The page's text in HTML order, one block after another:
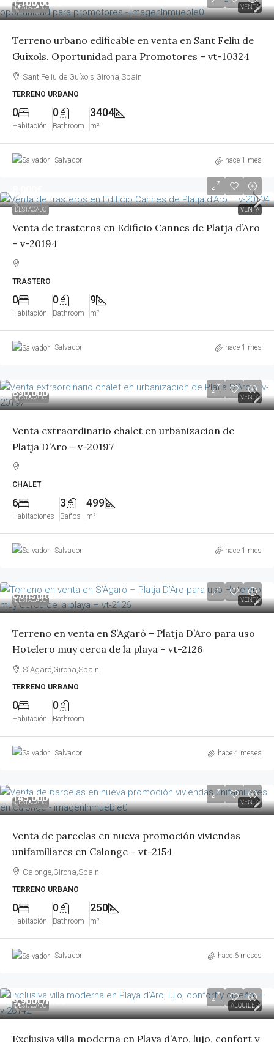
DESTACADO VENTA
1,100,000€
Terreno urbano edificable en venta en Sant Feliu de
Guíxols. Oportunidad para Promotores – vt-10324
Sant Feliu de Guíxols,Girona,Spain
TERRENO URBANO
0
Habitación
0
Bathroom
3404
m²
Salvador hace 1 mes
DESTACADO VENTA
Venta de trasteros en Edificio Cannes de Platja d’Aro
– v-20194
TRASTERO
0
Habitación
0
Bathroom
9
m²
Salvador hace 1 mes
DESTACADO VENTA
890,000€
Venta extraordinario chalet en urbanizacion de
Platja D’Aro – v-20197
CHALET
6
Habitaciones
3
Baños
499
m²
Salvador hace 1 mes
DESTACADO VENTA
Consultar
Terreno en venta en S’Agarò – Platja D’Aro para uso
Hotelero muy cerca de la playa – vt-2126
S´Agaró,Girona,Spain
TERRENO URBANO
0
Habitación
0
Bathroom
Salvador hace 4 meses
DESTACADO VENTA
145,000€
Venta de parcelas en nueva promoción viviendas
unifamiliares en Calonge – vt-2154
Calonge,Girona,Spain
TERRENO URBANO
0
Habitación
0
Bathroom
250
m²
Salvador hace 6 meses
DESTACADO ALQUILER
9,900€/mes
Exclusiva villa moderna en Playa d’Aro, lujo, confort y